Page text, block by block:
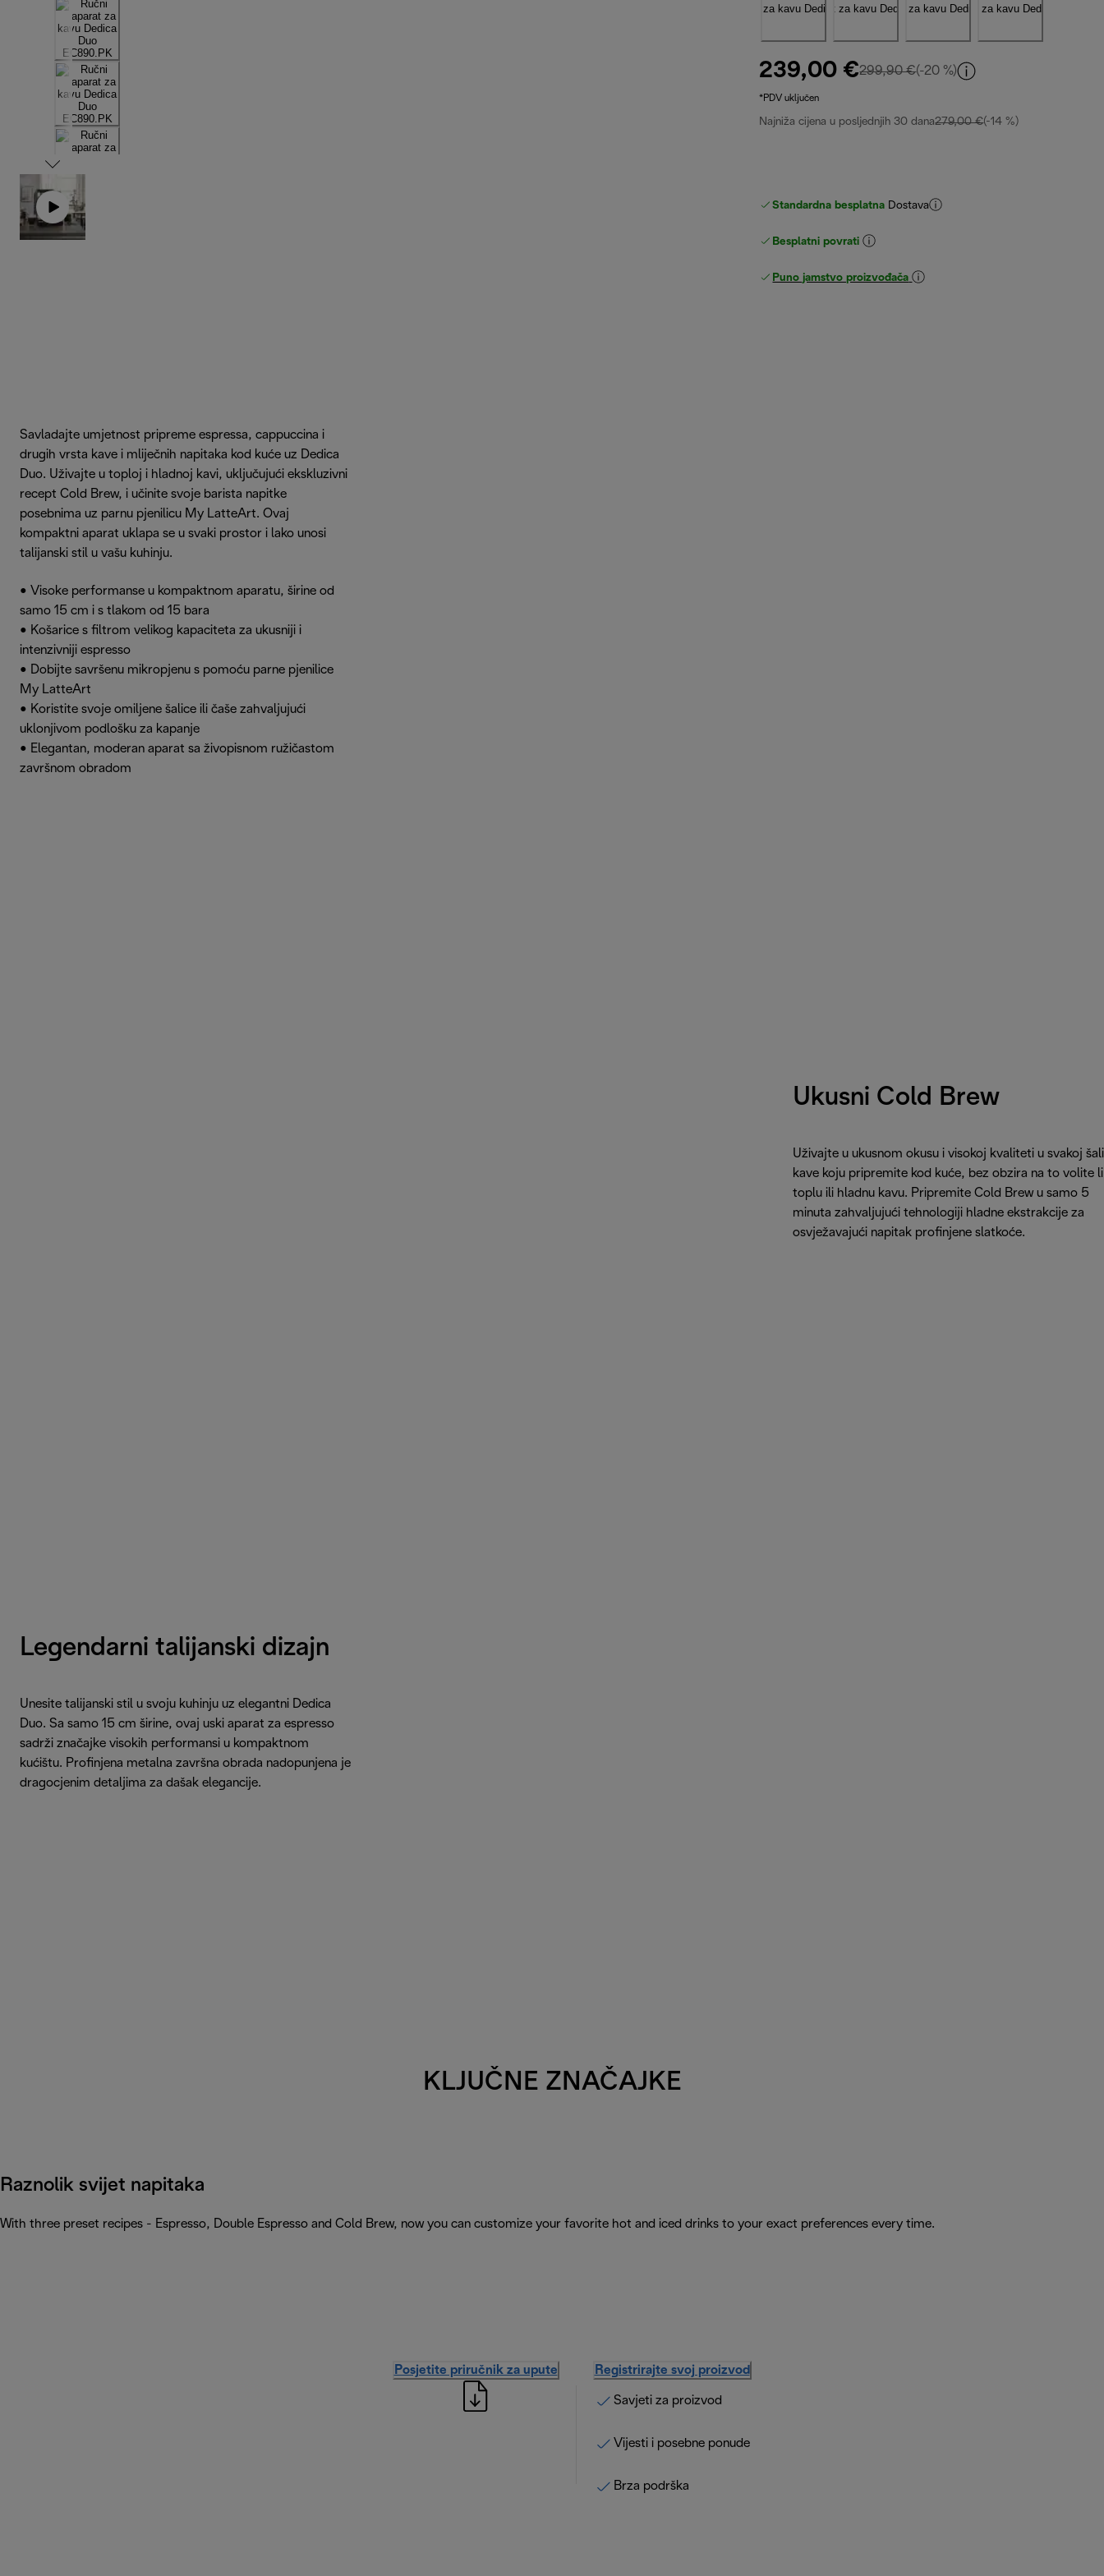
239,00 €299,90 €izvorna cijena 299,90 €
(-20 %)
*PDV uključen
Najniža cijena u posljednjih 30 dana279,00 €(-14 %)
Standardna besplatna Dostava
Besplatni povrati
Puno jamstvo proizvođača
Savladajte umjetnost pripreme espressa, cappuccina i
drugih vrsta kave i mliječnih napitaka kod kuće uz Dedica
Duo. Uživajte u toploj i hladnoj kavi, uključujući ekskluzivni
recept Cold Brew, i učinite svoje barista napitke
posebnima uz parnu pjenilicu My LatteArt. Ovaj
kompaktni aparat uklapa se u svaki prostor i lako unosi
talijanski stil u vašu kuhinju.
• Visoke performanse u kompaktnom aparatu, širine od
samo 15 cm i s tlakom od 15 bara
• Košarice s filtrom velikog kapaciteta za ukusniji i
intenzivniji espresso
• Dobijte savršenu mikropjenu s pomoću parne pjenilice
My LatteArt
• Koristite svoje omiljene šalice ili čaše zahvaljujući
uklonjivom podlošku za kapanje
• Elegantan, moderan aparat sa živopisnom ružičastom
završnom obradom
Ukusni Cold Brew
Uživajte u ukusnom okusu i visokoj kvaliteti u svakoj
kave koju pripremite kod kuće, bez obzira na to volite li
toplu ili hladnu kavu. Pripremite Cold Brew u samo 5
minuta zahvaljujući tehnologiji hladne ekstrakcije za
osvježavajući napitak profinjene slatkoće.
Legendarni talijanski dizajn
Unesite talijanski stil u svoju kuhinju uz elegantni Dedica
Duo. Sa samo 15 cm širine, ovaj uski aparat za espresso
sadrži značajke visokih performansi u kompaktnom
kućištu. Profinjena metalna završna obrada nadopunjena je
dragocjenim detaljima za dašak elegancije.
KLJUČNE ZNAČAJKE
Raznolik svijet napitaka
With three preset recipes - Espresso, Double Espresso and Cold Brew, now you can customize your favorite hot and iced drinks to your exact preferences every time.
Posjetite priručnik za upute Registrirajte svoj proizvod
Savjeti za proizvod
Vijesti i posebne ponude
Brza podrška